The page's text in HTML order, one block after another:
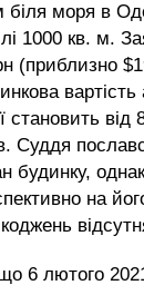
біля моря в
1000 кв. м.
(приблизно
вартість
становить від
Суддя
будинку,
на
6 лютого